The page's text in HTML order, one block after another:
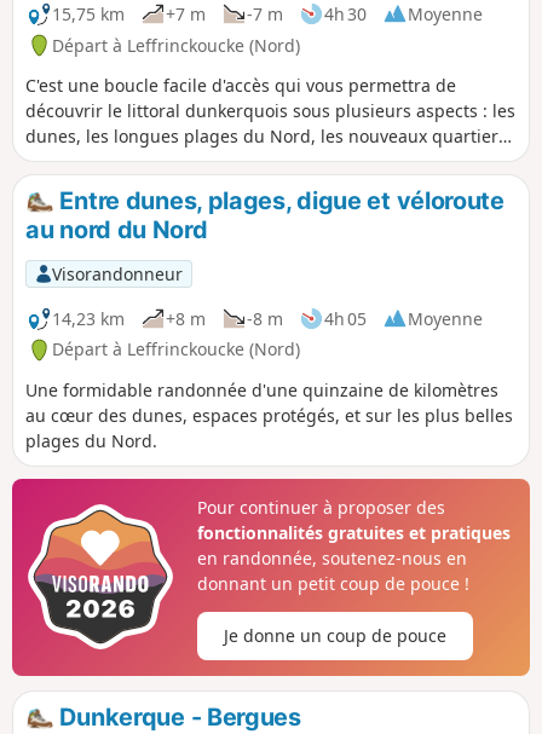
15,75 km
+7 m -7 m 4h 30
Moyenne
Départ à Leffrinckoucke (Nord)
C'est une boucle facile d'accès qui vous permettra de
découvrir le littoral dunkerquois sous plusieurs aspects : les
dunes, les longues plages du Nord, les nouveaux quartiers
de Dunkerque et les belles façades des maisons malouines.
Entre dunes, plages, digue et véloroute
au nord du Nord
Visorandonneur
14,23 km
+8 m -8 m 4h 05
Moyenne
Départ à Leffrinckoucke (Nord)
Une formidable randonnée d'une quinzaine de kilomètres
au cœur des dunes, espaces protégés, et sur les plus belles
plages du Nord.
Pour continuer à proposer des
fonctionnalités gratuites et pratiques
en randonnée, soutenez-nous en
donnant un petit coup de pouce !
Je donne un coup de pouce
Dunkerque - Bergues